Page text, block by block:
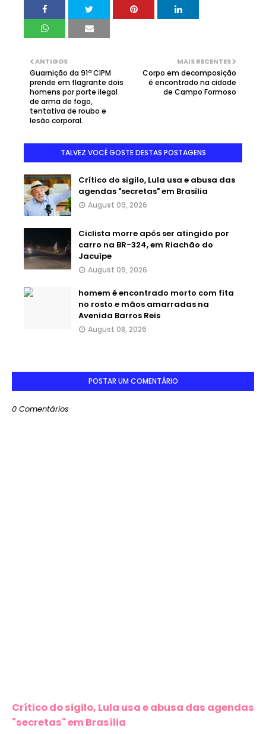
MAIS RECENTES
Corpo em decomposição
é encontrado na cidade
de Campo Formoso
ANTIGOS
Guarnição da 91ª CIPM
prende em flagrante dois
homens por porte ilegal
de arma de fogo,
tentativa de roubo e
lesão corporal.
TALVEZ VOCÊ GOSTE DESTAS POSTAGENS
Crítico do sigilo, Lula usa e abusa das
agendas "secretas" em Brasília
August 09, 2026
Ciclista morre após ser atingido por
carro na BR-324, em Riachão do
Jacuípe
August 09, 2026
homem é encontrado morto com fita
no rosto e mãos amarradas na
Avenida Barros Reis
August 08, 2026
POSTAR UM COMENTÁRIO
0 Comentários
Crítico do sigilo, Lula usa e abusa das agendas
"secretas" em Brasília